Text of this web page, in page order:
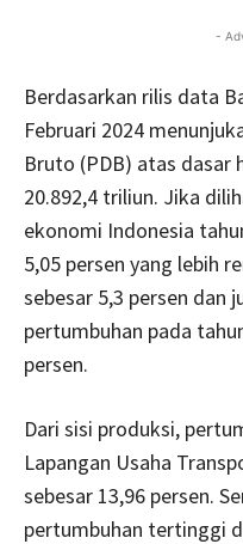
-
Berdasarkan rilis data
Februari 2024
Bruto (PDB) atas dasar
20.892,4 triliun. Jika
ekonomi Indonesia
5,05 persen yang lebih
sebesar 5,3 persen dan
pertumbuhan pada
persen.
Dari sisi produksi,
Lapangan Usaha
sebesar 13,96 persen.
pertumbuhan tertinggi